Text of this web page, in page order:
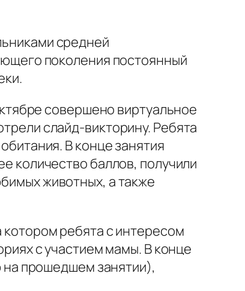
средней
поколения постоянный
совершено виртуальное
слайд-викторину. Ребята
В конце занятия
количество баллов, получили
животных, а также
ребята с интересом
с участием мамы. В конце
на прошедшем занятии),